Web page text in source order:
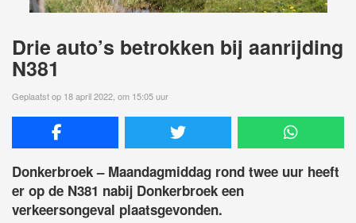
Drie auto’s betrokken bij aanrijding
N381
Geplaatst op 18 april 2022, om 15:05 uur
Donkerbroek – Maandagmiddag rond twee uur heeft
er op de N381 nabij Donkerbroek een
verkeersongeval plaatsgevonden.